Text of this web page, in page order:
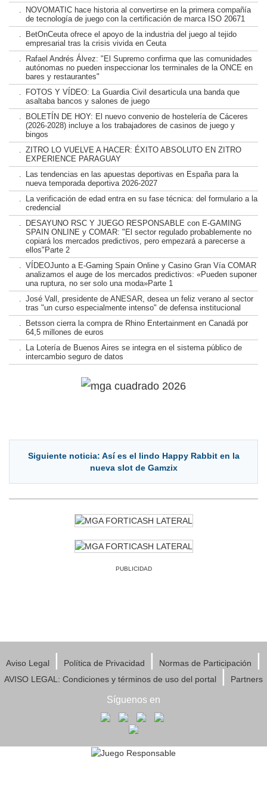
NOVOMATIC hace historia al convertirse en la primera compañía
de tecnología de juego con la certificación de marca ISO 20671
BetOnCeuta ofrece el apoyo de la industria del juego al tejido
empresarial tras la crisis vivida en Ceuta
Rafael Andrés Álvez: "El Supremo confirma que las comunidades
autónomas no pueden inspeccionar los terminales de la ONCE en
bares y restaurantes"
FOTOS Y VÍDEO: La Guardia Civil desarticula una banda que
asaltaba bancos y salones de juego
BOLETÍN DE HOY: El nuevo convenio de hostelería de Cáceres
(2026-2028) incluye a los trabajadores de casinos de juego y
bingos
ZITRO LO VUELVE A HACER: ÉXITO ABSOLUTO EN ZITRO
EXPERIENCE PARAGUAY
Las tendencias en las apuestas deportivas en España para la
nueva temporada deportiva 2026-2027
La verificación de edad entra en su fase técnica: del formulario a la
credencial
DESAYUNO RSC Y JUEGO RESPONSABLE con E-GAMING
SPAIN ONLINE y COMAR: "El sector regulado probablemente no
copiará los mercados predictivos, pero empezará a parecerse a
ellos"Parte 2
VÍDEOJunto a E-Gaming Spain Online y Casino Gran Vía COMAR
analizamos el auge de los mercados predictivos: «Pueden suponer
una ruptura, no ser solo una moda»Parte 1
José Vall, presidente de ANESAR, desea un feliz verano al sector
tras "un curso especialmente intenso" de defensa institucional
Betsson cierra la compra de Rhino Entertainment en Canadá por
64,5 millones de euros
La Lotería de Buenos Aires se integra en el sistema público de
intercambio seguro de datos
Siguiente noticia: Así es el lindo Happy Rabbit en la
nueva slot de Gamzix
PUBLICIDAD
Aviso Legal | Política de Privacidad | Normas de Participación |
AVISO LEGAL: Condiciones y términos de uso del portal | Partners
Síguenos en